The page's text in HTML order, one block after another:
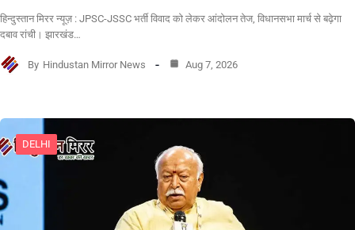
हिन्दुस्तान मिरर न्यूज़ : JPSC-JSSC भर्ती विवाद को लेकर आंदोलन तेज, विधानसभा मार्च से बढ़ेगा
दबाव रांची। झारखंड…
By Hindustan Mirror News Aug 7, 2026
DELHI